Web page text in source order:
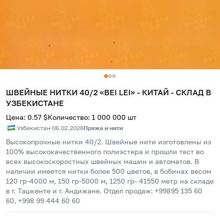
ШВЕЙНЫЕ НИТКИ 40/2 «BEI LEI» - КИТАЙ - СКЛАД В
УЗБЕКИСТАНЕ
Цена: 0.57 $Количество: 1 000 000 шт
Узбекистан·06.02.2026Пряжа и нити
Высокопрочные нитки 40/2. Швейные нити изготовлены из
100% высококачественного полиэстера и прошли тест во
всех высокоскоростных швейных машин и автоматов. В
наличии имеется нитки более 500 цветов, в бобинах весом
120 гр-4000 м, 150 гр-5000 м, 1250 гр- 41550 метр на складе
в г. Ташкенте и г. Андижане. Отдел продаж: +99895 135 60
60, +998 99 444 60 60